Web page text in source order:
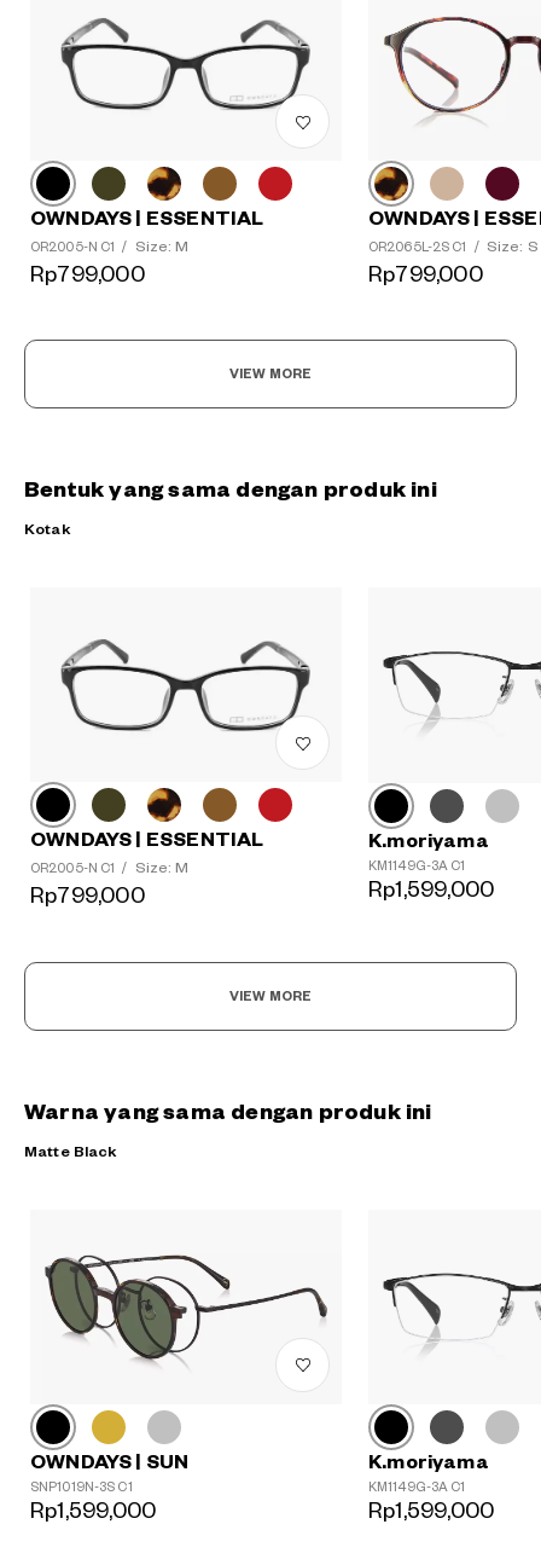
OWNDAYS | ESSENTIAL
OR2005-N C1 / Size: M
Rp799,000
OWNDAYS |
OR2065L-2S C1 / Size: S
Rp799,000
VIEW MORE
Bentuk yang sama dengan produk ini
Kotak
OWNDAYS | ESSENTIAL
OR2005-N C1 / Size: M
Rp799,000
K.moriyama
KM1149G-3A C1
Rp1,599,000
VIEW MORE
Warna yang sama dengan produk ini
Matte Black
OWNDAYS | SUN
SNP1019N-3S C1
Rp1,599,000
K.moriyama
KM1149G-3A C1
Rp1,599,000